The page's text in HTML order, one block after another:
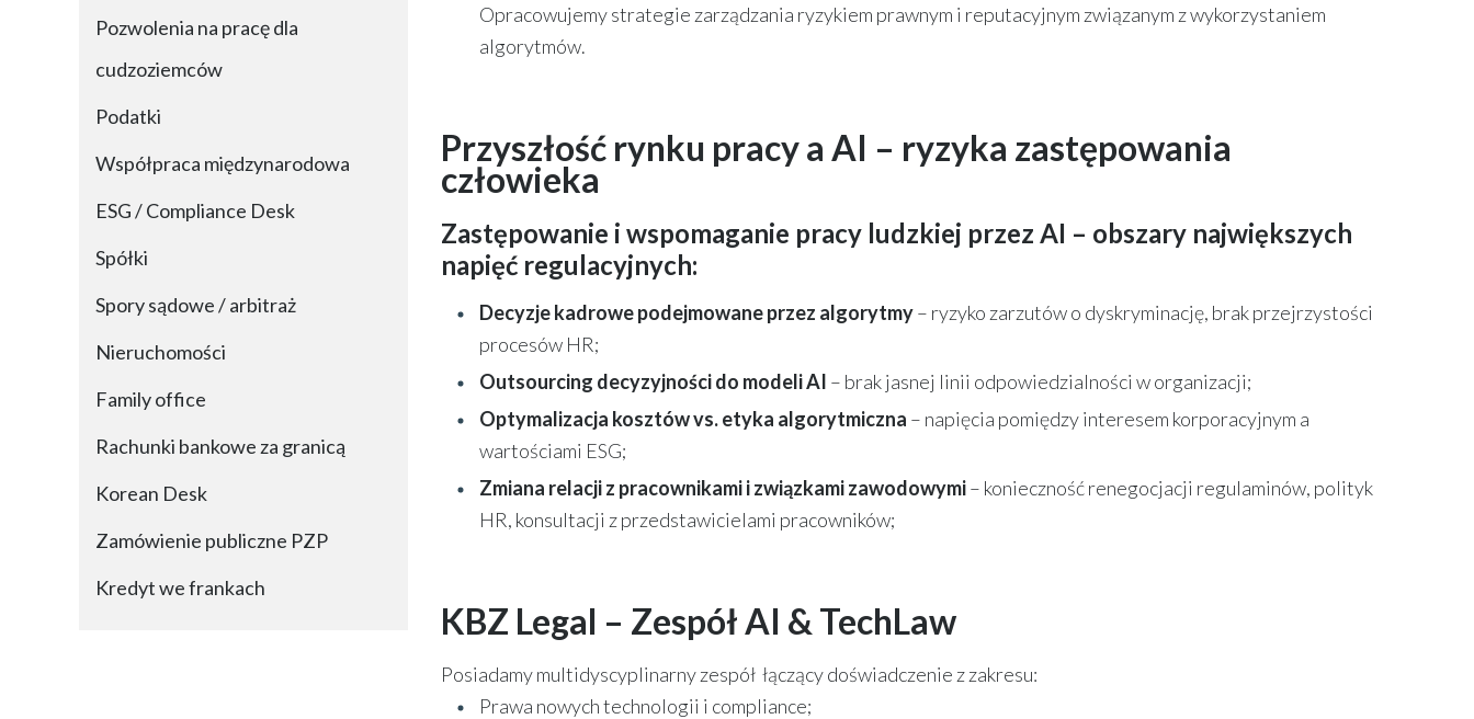
Pozwolenia na pracę dla
cudzoziemców
Podatki
Współpraca międzynarodowa
ESG / Compliance Desk
Spółki
Spory sądowe / arbitraż
Nieruchomości
Family office
Rachunki bankowe za granicą
Korean Desk
Zamówienie publiczne PZP
Kredyt we frankach
Opracowujemy strategie zarządzania ryzykiem prawnym i reputacyjnym związanym z wykorzystaniem
algorytmów.
Przyszłość rynku pracy a AI – ryzyka zastępowania
człowieka
Zastępowanie i wspomaganie pracy ludzkiej przez AI – obszary największych
napięć regulacyjnych:
Decyzje kadrowe podejmowane przez algorytmy– ryzyko zarzutów o dyskryminację, brak przejrzystości
procesów HR;
Outsourcing decyzyjności do modeli AI – brak jasnej linii odpowiedzialności w organizacji;
Optymalizacja kosztów vs. etyka algorytmiczna – napięcia pomiędzy interesem korporacyjnym a
wartościami ESG;
Zmiana relacji z pracownikami i związkami zawodowymi– konieczność renegocjacji regulaminów, polityk
HR, konsultacji z przedstawicielami pracowników;
KBZ Legal – Zespół AI & TechLaw
Posiadamy multidyscyplinarny zespół łączący doświadczenie z zakresu:
Prawa nowych technologii i compliance;